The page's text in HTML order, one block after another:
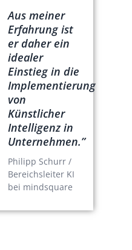
Aus meiner
Erfahrung ist
er daher ein
idealer
Einstieg in die
Implementierung
von
Künstlicher
Intelligenz in
Unternehmen.”
Philipp Schurr /
Bereichsleiter KI
bei mindsquare